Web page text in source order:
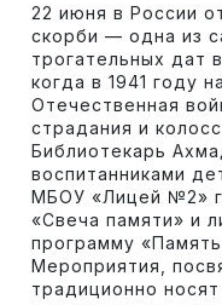
22 июня в России
скорби — одна из
трогательных дат
когда в 1941 году
Отечественная
страдания и
Библиотекарь
воспитанниками
МБОУ «Лицей №2»
«Свеча памяти» и
программу
Мероприятия,
традиционно